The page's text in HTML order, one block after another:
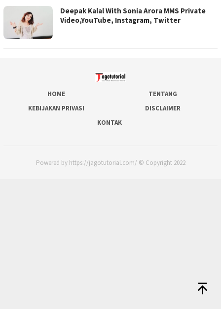
Deepak Kalal With Sonia Arora MMS Private
Video,YouTube, Instagram, Twitter
HOME
TENTANG
KEBIJAKAN PRIVASI
DISCLAIMER
KONTAK
Powered by https://jagotutorial.com/ © Copyright 2022